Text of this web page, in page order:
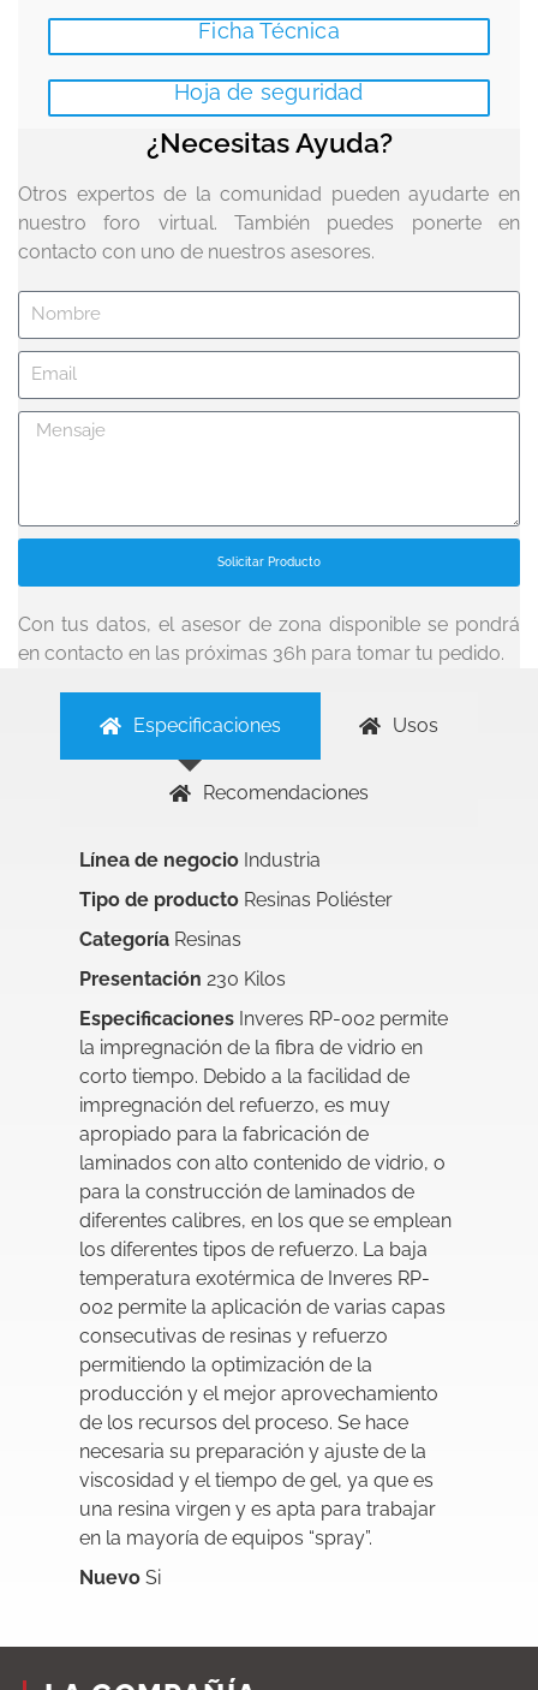
Ficha Técnica
Hoja de seguridad
¿Necesitas Ayuda?
Otros expertos de la comunidad pueden ayudarte en
nuestro foro virtual. También puedes ponerte en
contacto con uno de nuestros asesores.
Solicitar Producto
Con tus datos, el asesor de zona disponible se pondrá
en contacto en las próximas 36h para tomar tu pedido.
Especificaciones Usos
Recomendaciones
Línea de negocio Industria
Tipo de producto Resinas Poliéster
Categoría Resinas
Presentación 230 Kilos
Especificaciones Inveres RP-002 permite
la impregnación de la fibra de vidrio en
corto tiempo. Debido a la facilidad de
impregnación del refuerzo, es muy
apropiado para la fabricación de
laminados con alto contenido de vidrio, o
para la construcción de laminados de
diferentes calibres, en los que se emplean
los diferentes tipos de refuerzo. La baja
temperatura exotérmica de Inveres RP-
002 permite la aplicación de varias capas
consecutivas de resinas y refuerzo
permitiendo la optimización de la
producción y el mejor aprovechamiento
de los recursos del proceso. Se hace
necesaria su preparación y ajuste de la
viscosidad y el tiempo de gel, ya que es
una resina virgen y es apta para trabajar
en la mayoría de equipos “spray”.
Nuevo Si